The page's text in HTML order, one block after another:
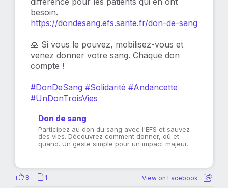
besoin.
https://dondesang.efs.sante.fr/don-de-sang
🙏 Si vous le pouvez, mobilisez-vous et
venez donner votre sang. Chaque don
compte !
#DonDeSang #Solidarité #Andancette
#UnDonTroisVies
Don de sang
Participez au don du sang avec l'EFS et sauvez
des vies. Découvrez comment donner, où et
quand. Un geste simple pour un impact majeur.
8 1 View on Facebook